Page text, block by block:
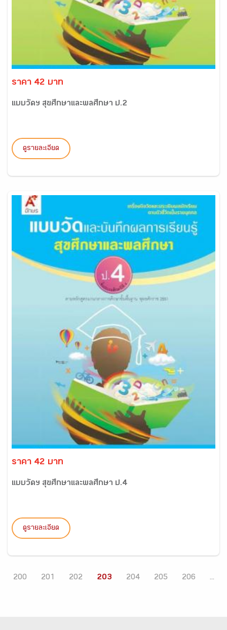
ราคา 42 บาท
แบบวัดฯ สุขศึกษาและพลศึกษา ป.2
ดูรายละเอียด
ราคา 42 บาท
แบบวัดฯ สุขศึกษาและพลศึกษา ป.4
ดูรายละเอียด
200 201 202 203 204 205 206 ...